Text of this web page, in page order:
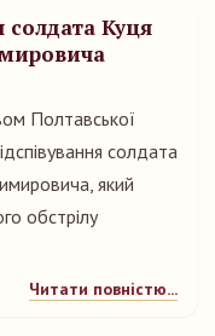
солдата Куця
Полтавської
солдата
який
обстрілу
Читати повністю...